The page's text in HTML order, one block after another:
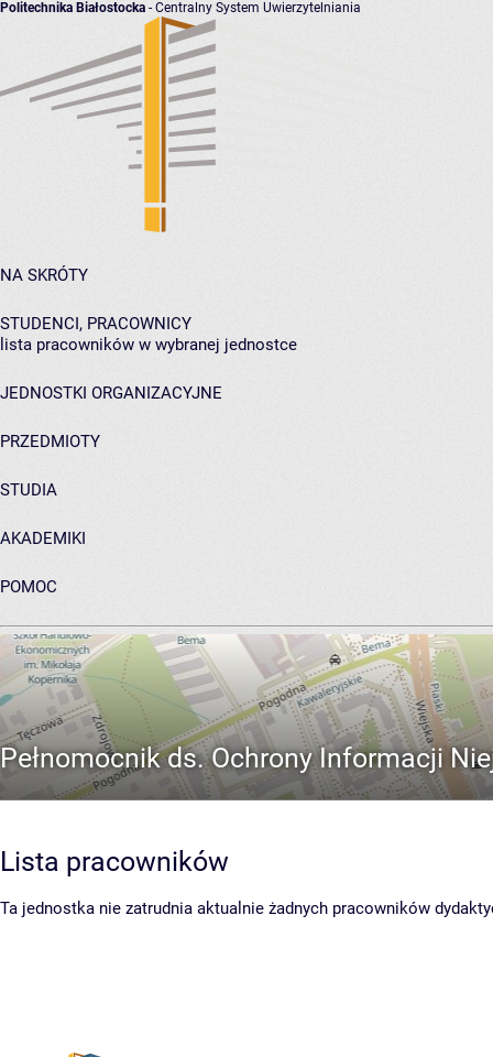
Politechnika Białostocka - Centralny System Uwierzytelniania
NA SKRÓTY
STUDENCI, PRACOWNICY
lista pracowników w wybranej jednostce
JEDNOSTKI ORGANIZACYJNE
PRZEDMIOTY
STUDIA
AKADEMIKI
POMOC
ARCHIWUM PRAC DYPLOMOWYCH
Pełnomocnik ds. Ochrony Informacji
Lista pracowników
Ta jednostka nie zatrudnia aktualnie żadnych pracowników